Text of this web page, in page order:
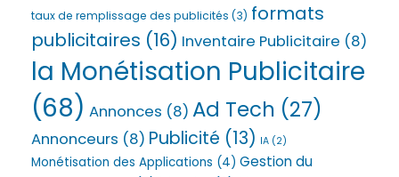
taux de remplissage des publicités (3) formats
publicitaires (16) Inventaire Publicitaire (8)
la Monétisation Publicitaire
(68) Annonces (8) Ad Tech (27)
Annonceurs (8) Publicité (13) IA (2)
Monétisation des Applications (4) Gestion du